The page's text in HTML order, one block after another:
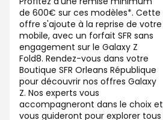
de 600€ sur ces modèles*. Cette
offre s'ajoute à la reprise de votre
mobile, avec un forfait SFR sans
engagement sur le Galaxy Z
Fold8. Rendez-vous dans votre
Boutique SFR Orleans République
pour découvrir nos offres Galaxy
Z. Nos experts vous
accompagneront dans le choix et
vous guideront pour explorer tous